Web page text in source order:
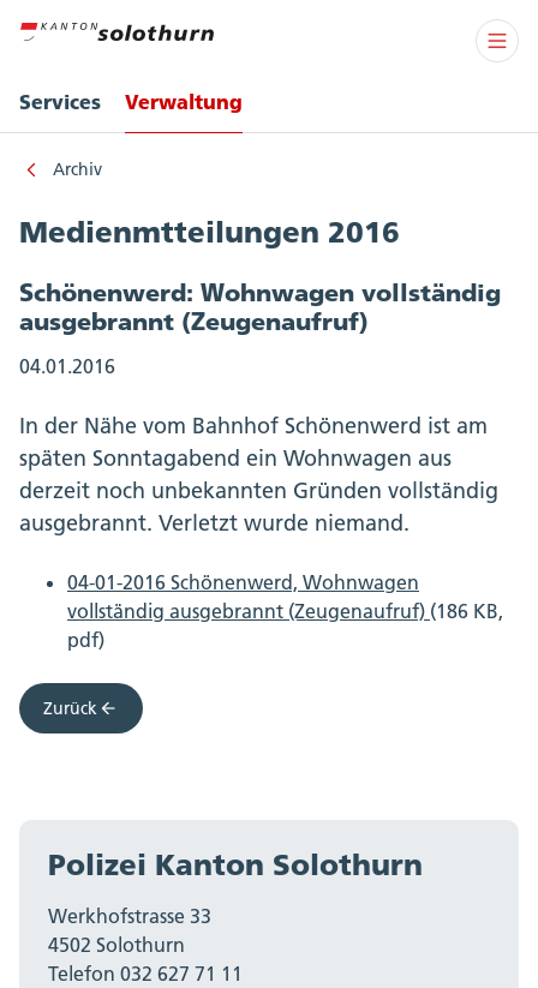
Services Verwaltung
Archiv
Medienmtteilungen 2016
Schönenwerd: Wohnwagen vollständig
ausgebrannt (Zeugenaufruf)
04.01.2016
In der Nähe vom Bahnhof Schönenwerd ist am
späten Sonntagabend ein Wohnwagen aus
derzeit noch unbekannten Gründen vollständig
ausgebrannt. Verletzt wurde niemand.
04-01-2016 Schönenwerd, Wohnwagen
vollständig ausgebrannt (Zeugenaufruf) (186 KB,
pdf)
Zurück
Polizei Kanton Solothurn
Werkhofstrasse 33
4502 Solothurn
Telefon 032 627 71 11